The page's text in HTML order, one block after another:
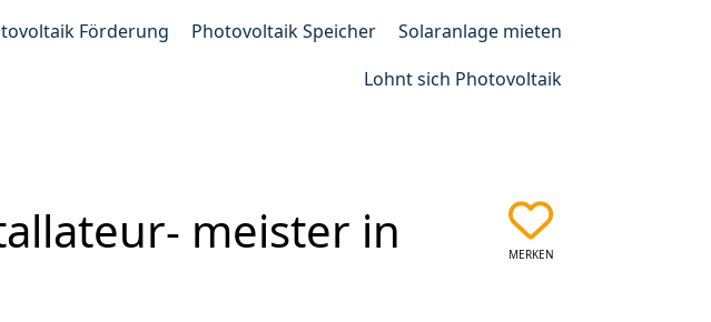
Förderung Photovoltaik Speicher
Solaranlage mieten
Lohnt sich Photovoltaik
meister in
MERKEN